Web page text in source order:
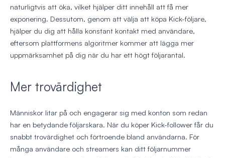
naturligtvis att öka, vilket hjälper ditt innehåll att få mer
exponering. Dessutom, genom att välja att köpa Kick-följare,
hjälper du dig att hålla konstant kontakt med användare,
eftersom plattformens algoritmer kommer att lägga mer
uppmärksamhet på dig när du har ett högt följarantal.
Mer trovärdighet
Människor litar på och engagerar sig med konton som redan
har en betydande följarskara. När du köper Kick-follower får du
snabbt trovärdighet och förtroende bland användarna. För
många användare och streamers kan ditt följarnummer